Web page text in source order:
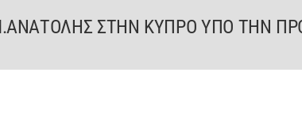
ΣΤΗΝ ΚΥΠΡΟ ΥΠΟ ΤΗΝ